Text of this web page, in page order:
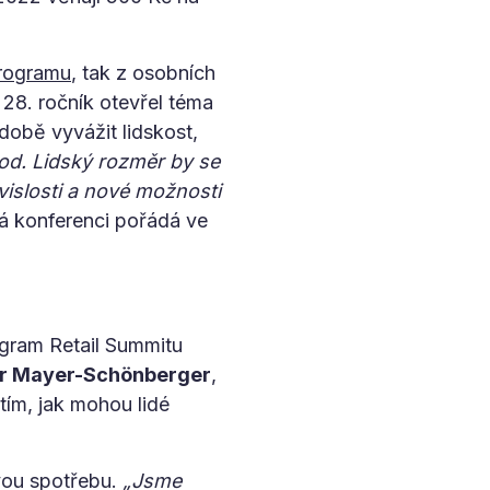
, tak z osobních
ročník otevřel téma
vyvážit lidskost,
Lidský rozměr by se
a nové možnosti
konferenci pořádá ve
Retail Summitu
Mayer-Schönberger,
jak mohou lidé
spotřebu. „Jsme